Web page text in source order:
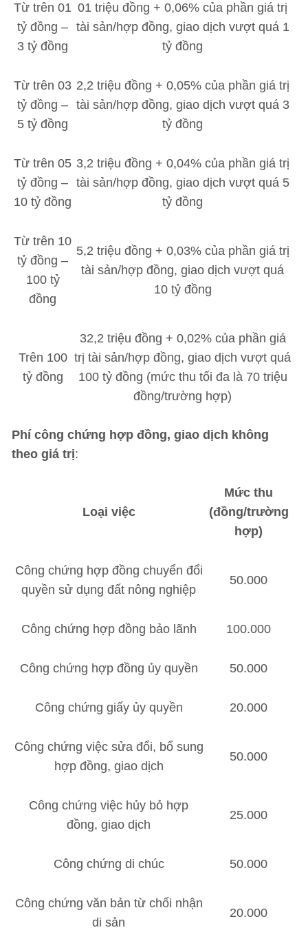
Từ trên 01
tỷ đồng –
3 tỷ đồng
01 triệu đồng + 0,06% của phần giá trị
tài sản/hợp đồng, giao dịch vượt quá 1
tỷ đồng
Từ trên 03
tỷ đồng –
5 tỷ đồng
2,2 triệu đồng + 0,05% của phần giá trị
tài sản/hợp đồng, giao dịch vượt quá 3
tỷ đồng
Từ trên 05
tỷ đồng –
10 tỷ đồng
3,2 triệu đồng + 0,04% của phần giá trị
tài sản/hợp đồng, giao dịch vượt quá 5
tỷ đồng
Từ trên 10
tỷ đồng –
100 tỷ
đồng
5,2 triệu đồng + 0,03% của phần giá trị
tài sản/hợp đồng, giao dịch vượt quá
10 tỷ đồng
Trên 100
tỷ đồng
32,2 triệu đồng + 0,02% của phần giá
trị tài sản/hợp đồng, giao dịch vượt quá
100 tỷ đồng (mức thu tối đa là 70 triệu
đồng/trường hợp)
Phí công chứng hợp đồng, giao dịch không
theo giá trị:
Loại việc
Mức thu
(đồng/trường
hợp)
Công chứng hợp đồng chuyển đổi
quyền sử dụng đất nông nghiệp
50.000
Công chứng hợp đồng bảo lãnh 100.000
Công chứng hợp đồng ủy quyền 50.000
Công chứng giấy ủy quyền 20.000
Công chứng việc sửa đổi, bổ sung
hợp đồng, giao dịch
50.000
Công chứng việc hủy bỏ hợp
đồng, giao dịch
25.000
Công chứng di chúc 50.000
Công chứng văn bản từ chối nhận
di sản
20.000